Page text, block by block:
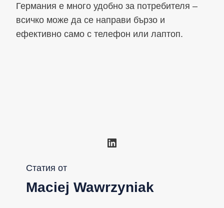
Германия е много удобно за потребителя –
всичко може да се направи бързо и
ефективно само с телефон или лаптоп.
LinkedIn
Статия от
Maciej Wawrzyniak